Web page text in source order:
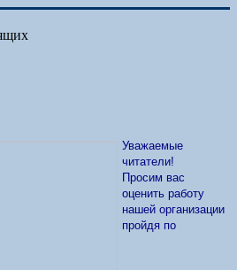
Уважаемые
читатели!
Просим вас
оценить работу
нашей организации
пройдя по